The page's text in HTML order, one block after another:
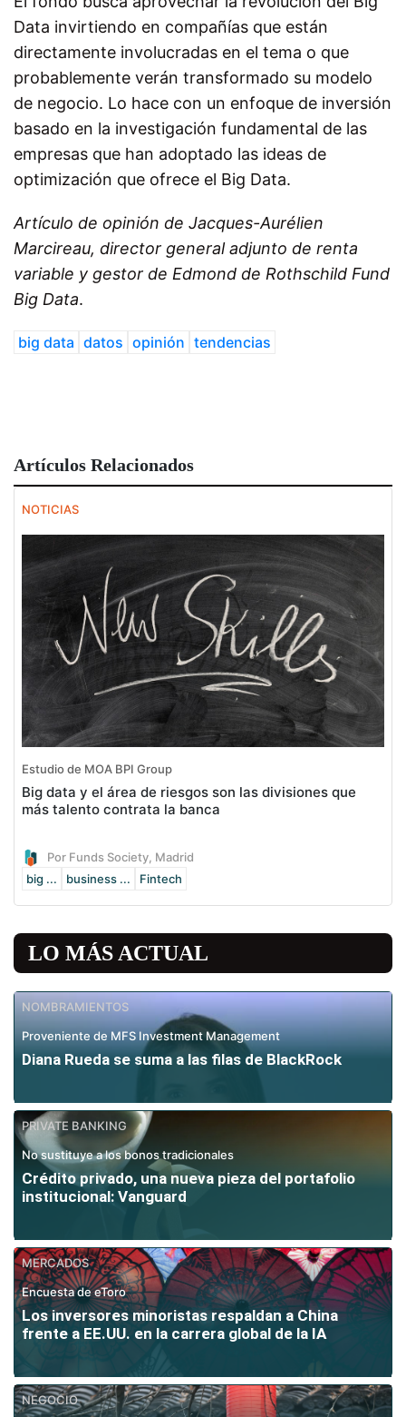
Data invirtiendo en compañías que están
directamente involucradas en el tema o que
probablemente verán transformado su modelo
de negocio. Lo hace con un enfoque de inversión
basado en la investigación fundamental de las
empresas que han adoptado las ideas de
optimización que ofrece el Big Data.
Artículo de opinión de Jacques-Aurélien
Marcireau, director general adjunto de renta
variable y gestor de Edmond de Rothschild Fund
Big Data.
big data datos opinión tendencias
Artículos Relacionados
NOTICIAS
Estudio de MOA BPI Group
Big data y el área de riesgos son las divisiones que
más talento contrata la banca
Por Funds Society, Madrid
big ...
business ... Fintech
LO MÁS ACTUAL
NOMBRAMIENTOS
Proveniente de MFS Investment Management
Diana Rueda se suma a las filas de BlackRock
PRIVATE BANKING
No sustituye a los bonos tradicionales
Crédito privado, una nueva pieza del portafolio
institucional: Vanguard
MERCADOS
Encuesta de eToro
Los inversores minoristas respaldan a China
frente a EE.UU. en la carrera global de la IA
NEGOCIO